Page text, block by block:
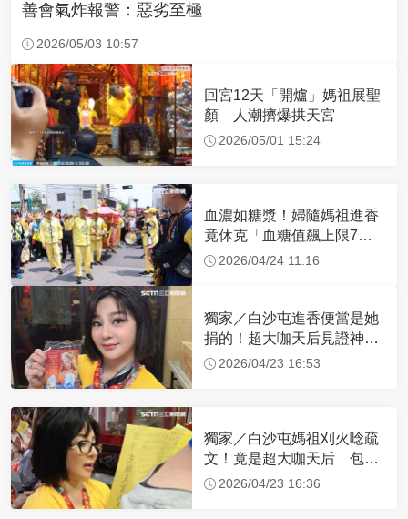
善會氣炸報警：惡劣至極
2026/05/03 10:57
回宮12天「開爐」媽祖展聖
顏 人潮擠爆拱天宮
2026/05/01 15:24
血濃如糖漿！婦隨媽祖進香
竟休克「血糖值飆上限7
倍」 醫曝原因
2026/04/24 11:16
獨家／白沙屯進香便當是她
捐的！超大咖天后見證神
蹟 一靠近媽祖就爆哭
2026/04/23 16:53
獨家／白沙屯媽祖刈火唸疏
文！竟是超大咖天后 包尿
布忍尿5小時不喊累
2026/04/23 16:36